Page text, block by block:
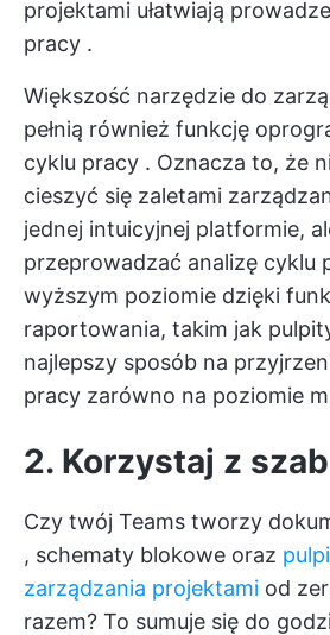
projektami ułatwiają
pracy .
Większość narzędzie do
pełnią również funkcję
cyklu pracy . Oznacza to, że
cieszyć się zaletami
jednej intuicyjnej platformie,
przeprowadzać analizę cyklu
wyższym poziomie dzięki
raportowania, takim jak
najlepszy sposób na
pracy zarówno na poziomie
2. Korzystaj z
Czy twój Teams tworzy
, schematy blokowe oraz
zarządzania projektami od
razem? To sumuje się do